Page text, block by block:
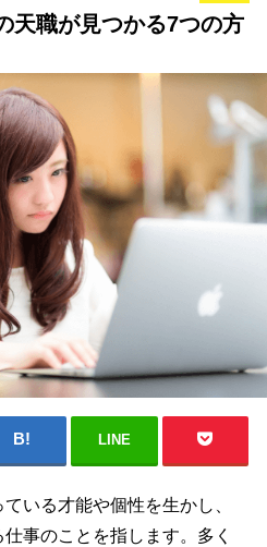
天職が見つかる7つの方
LINE
いる才能や個性を生かし、
事のことを指します。多く